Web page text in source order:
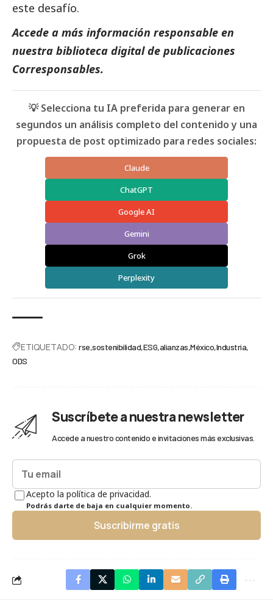
este desafío.
Accede a más información responsable en
nuestra biblioteca digital de publicaciones
Corresponsables.
💡 Selecciona tu IA preferida para generar en
segundos un análisis completo del contenido y una
propuesta de post optimizado para redes sociales:
Claude
ChatGPT
Google AI
Gemini
Grok
Perplexity
ETIQUETADO: rse sostenibilidad ESG alianzas México Industria
ODS
Suscríbete a nuestra newsletter
Accede a nuestro contenido e invitaciones más exclusivas.
Acepto la política de privacidad.
Podrás darte de baja en cualquier momento.
Suscribirme gratis